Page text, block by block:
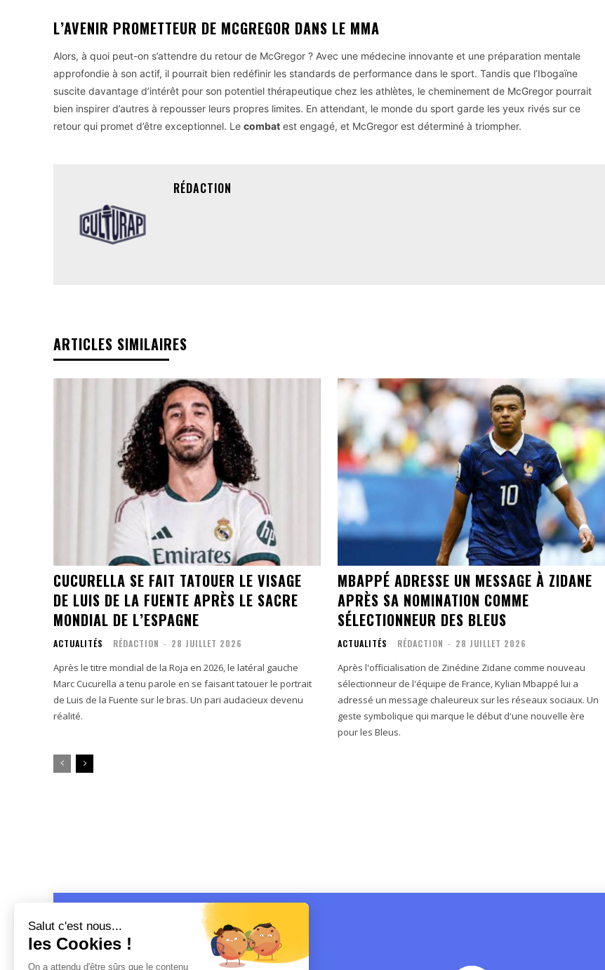
L’AVENIR PROMETTEUR DE MCGREGOR DANS LE MMA
Alors, à quoi peut-on s’attendre du retour de McGregor ? Avec une médecine innovante et une préparation mentale
approfondie à son actif, il pourrait bien redéfinir les standards de performance dans le sport. Tandis que l’Ibogaïne
suscite davantage d’intérêt pour son potentiel thérapeutique chez les athlètes, le cheminement de McGregor pourrait
bien inspirer d’autres à repousser leurs propres limites. En attendant, le monde du sport garde les yeux rivés sur ce
retour qui promet d’être exceptionnel. Le combat est engagé, et McGregor est déterminé à triompher.
RÉDACTION
ARTICLES SIMILAIRES
CUCURELLA SE FAIT TATOUER LE VISAGE
DE LUIS DE LA FUENTE APRÈS LE SACRE
MONDIAL DE L’ESPAGNE
ACTUALITÉS RÉDACTION - 28 JUILLET 2026
Après le titre mondial de la Roja en 2026, le latéral gauche
Marc Cucurella a tenu parole en se faisant tatouer le portrait
de Luis de la Fuente sur le bras. Un pari audacieux devenu
réalité.
MBAPPÉ ADRESSE UN MESSAGE À ZIDANE
APRÈS SA NOMINATION COMME
SÉLECTIONNEUR DES BLEUS
ACTUALITÉS RÉDACTION - 28 JUILLET 2026
Après l'officialisation de Zinédine Zidane comme nouveau
sélectionneur de l'équipe de France, Kylian Mbappé lui a
adressé un message chaleureux sur les réseaux sociaux. Un
geste symbolique qui marque le début d'une nouvelle ère
pour les Bleus.